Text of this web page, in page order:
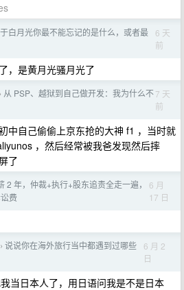
白月光你最不能忘记的是什么，或者最
6 天
前
，是黄月光骚月光了
› 从 PSP、越狱到自己做开发：我为什么不7 天
前
中自己偷偷上京东抢的大神 f1 ，当时就
，然后经常被我爸发现然后摔
了
2 年，仲裁+执行+股东追责全走一遍，
费
6 月
17 日
› 说说你在海外旅行当中都遇到过哪些
6 月 2
日
当日本人了，用日语问我是不是日本